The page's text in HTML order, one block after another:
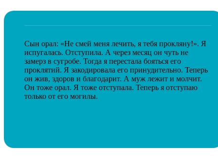
Сын орал: «Не смей меня лечить, я тебя прокляну!». Я
испугалась. Отступила. А через месяц он чуть не
замерз в сугробе. Тогда я перестала бояться его
проклятий. Я закодировала его принудительно. Теперь
он жив, здоров и благодарит. А муж лежит и молчит.
Он тоже орал. Я тоже отступала. Теперь я отступаю
только от его могилы.